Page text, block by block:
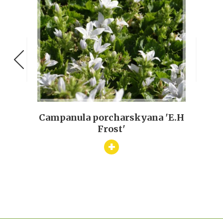
Campanula porcharskyana 'E.H
Frost'
+